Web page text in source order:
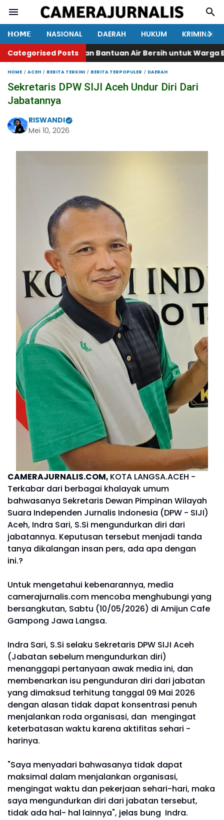
𝗛𝗢𝗠𝗘 NASIONAL DAERAH HUKUM
KRIMINAL
Categorised Posts
Salurkan Bantuan Air Bersih untuk Warga
HOME ACEH BERITA TERKINI BERITA TERPOPULER DAERAH
Sekretaris DPW SIJI Aceh Undur Diri Dari
Jabatannya
RISWANDI
Mei 10, 2026
CAMERAJURNALIS.COM, KOTA LANGSA.ACEH -
Terkabar dari berbagai khalayak umum
bahwasanya Sekretaris Dewan Pimpinan Wilayah
Suara Independen Jurnalis Indonesia (DPW - SIJI)
Aceh, Indra Sari, S.Si mengundurkan diri dari
jabatannya. Keputusan tersebut menjadi tanda
tanya dikalangan insan pers, ada apa dengan
ini.?
Untuk mengetahui kebenarannya, media
camerajurnalis.com mencoba menghubungi yang
bersangkutan, Sabtu (10/05/2026) di Amijun Cafe
Gampong Jawa Langsa.
Indra Sari, S.Si selaku Sekretaris DPW SIJI Aceh
(Jabatan sebelum mengundurkan diri)
menanggapi pertanyaan awak media ini, dan
membenarkan isu pengunduran diri dari jabatan
yang dimaksud terhitung tanggal 09 Mai 2026
dengan alasan tidak dapat konsentrasi penuh
menjalankan roda organisasi, dan mengingat
keterbatasan waktu karena aktifitas sehari -
harinya.
"Saya menyadari bahwasanya tidak dapat
maksimal dalam menjalankan organisasi,
mengingat waktu dan pekerjaan sehari-hari, maka
saya mengundurkan diri dari jabatan tersebut,
tidak ada hal- hal lainnya", jelas bung Indra.